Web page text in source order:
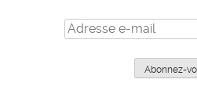
Adresse
e-
Abonnez-